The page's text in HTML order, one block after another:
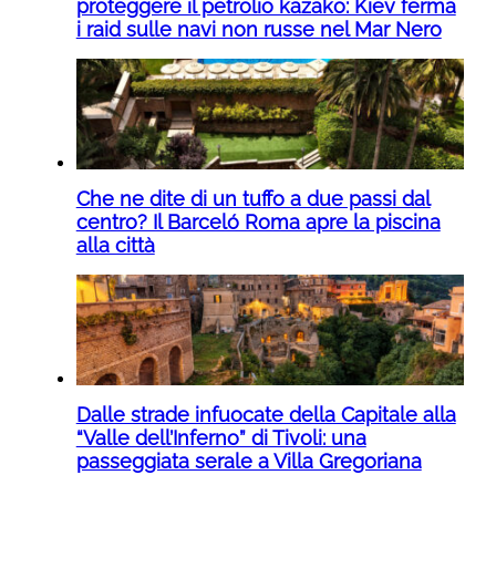
proteggere il petrolio kazako: Kiev ferma
i raid sulle navi non russe nel Mar Nero
Che ne dite di un tuffo a due passi dal
centro? Il Barceló Roma apre la piscina
alla città
Dalle strade infuocate della Capitale alla
“Valle dell’Inferno” di Tivoli: una
passeggiata serale a Villa Gregoriana